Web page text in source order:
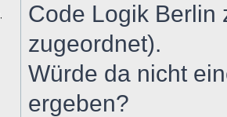
Code Logik Berlin
zugeordnet).
Würde da nicht
ergeben?